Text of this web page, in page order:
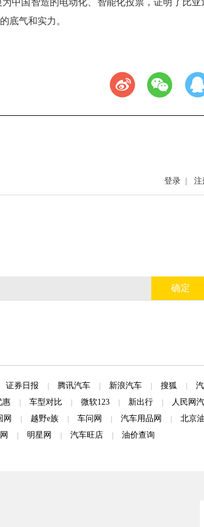
底气和实力。
登录 注
确定
证券日报 | 腾讯汽车 | 新浪汽车 | 搜狐 |
惠 | 车型对比 | 微软123 | 新出行 | 人民网
网 | 越野e族 | 车问网 | 汽车用品网 |
北京
| 明星网 | 汽车旺店 | 油价查询